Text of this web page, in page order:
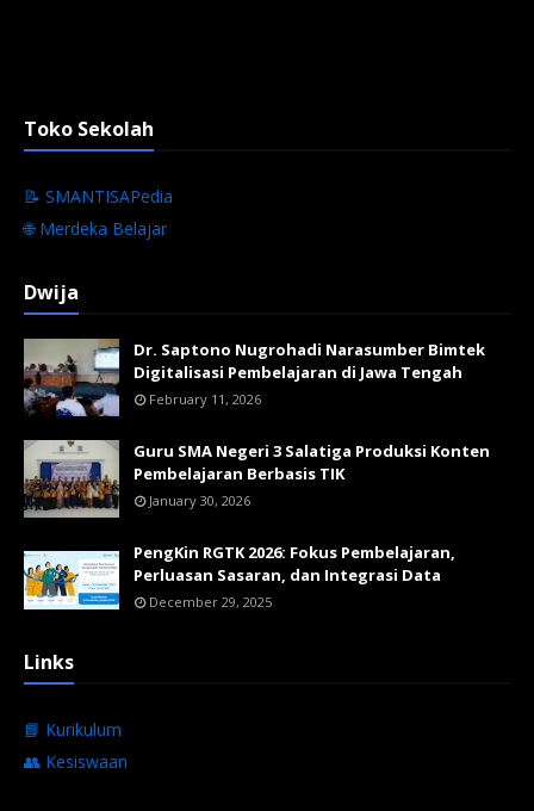
Toko Sekolah
📝 SMANTISAPedia
🌐 Merdeka Belajar
Dwija
Dr. Saptono Nugrohadi Narasumber Bimtek
Digitalisasi Pembelajaran di Jawa Tengah
February 11, 2026
Guru SMA Negeri 3 Salatiga Produksi Konten
Pembelajaran Berbasis TIK
January 30, 2026
PengKin RGTK 2026: Fokus Pembelajaran,
Perluasan Sasaran, dan Integrasi Data
December 29, 2025
Links
📘 Kurikulum
👥 Kesiswaan